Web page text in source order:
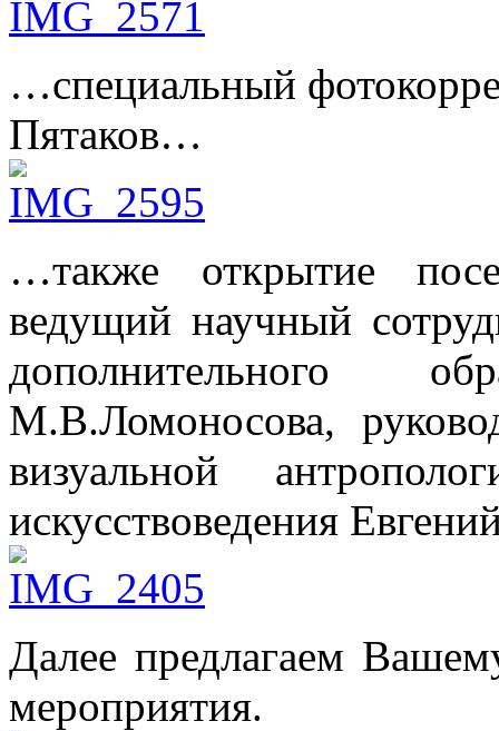
…специальный
Пятаков…
…также открытие
ведущий научный
дополнительного
М.В.Ломоносова,
визуальной
искусствоведения
Далее предлагаем
мероприятия.